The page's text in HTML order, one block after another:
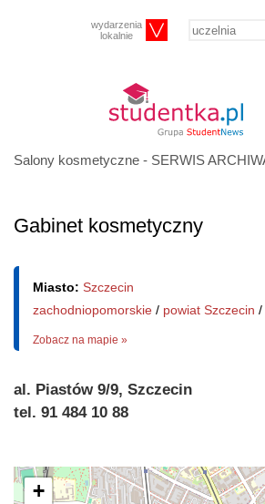
wydarzenia
lokalnie
Salony kosmetyczne - SERWIS
Gabinet kosmetyczny
Miasto: Szczecin
zachodniopomorskie / powiat Szczecin /
Zobacz na mapie »
al. Piastów 9/9, Szczecin
tel. 91 484 10 88
+